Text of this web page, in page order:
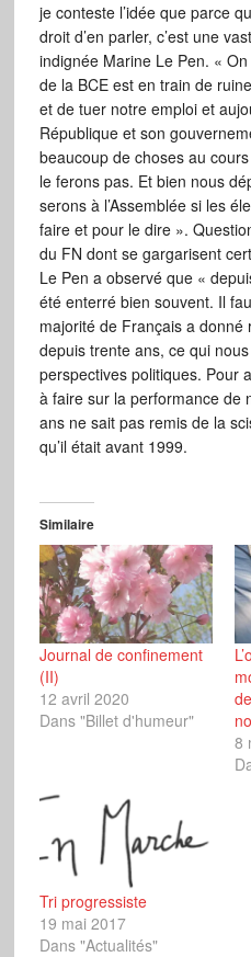
je conteste l’idée que parce
droit d’en parler, c’est une
indignée Marine Le Pen. «
de la BCE est en train de
et de tuer notre emploi et
République et son
beaucoup de choses au
le ferons pas. Et bien nous
serons à l’Assemblée si les
faire et pour le dire ».
du FN dont se gargarisent
Le Pen a observé que «
été enterré bien souvent. Il
majorité de Français a donné
depuis trente ans, ce qui
perspectives politiques. Pour
à faire sur la performance de
ans ne sait pas remis de la
qu’il était avant 1999.
Similaire
Journal de confinement
(II)
12 avril 2020
Dans "Billet d'humeur"
8
Tri progressiste
19 mai 2017
Dans "Actualités"